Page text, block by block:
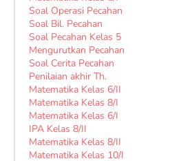
Soal Operasi Pecahan
Soal Bil. Pecahan
Soal Pecahan Kelas 5
Mengurutkan Pecahan
Soal Cerita Pecahan
Penilaian akhir Th.
Matematika Kelas 6/II
Matematika Kelas 8/I
Matematika Kelas 6/I
IPA Kelas 8/II
Matematika Kelas 8/II
Matematika Kelas 10/I